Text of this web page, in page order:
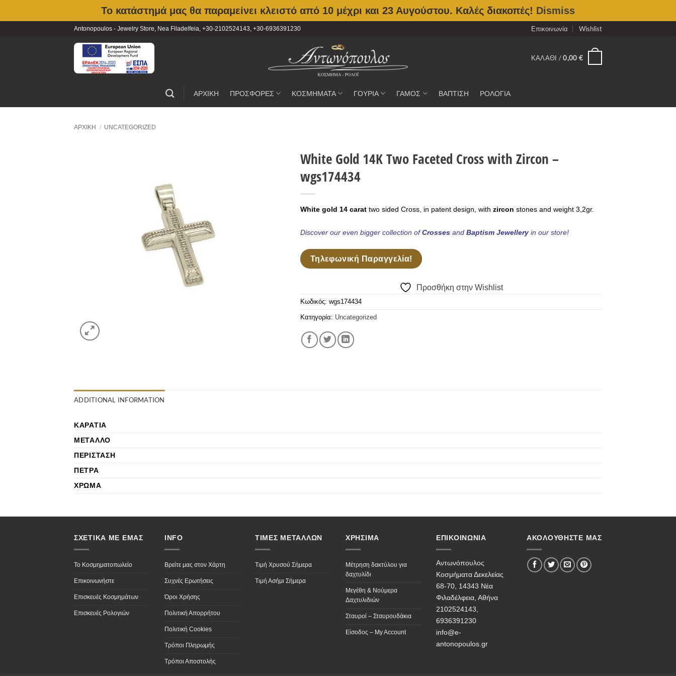
Το κατάστημά μας θα παραμείνει κλειστό από 10 μέχρι και 23 Αυγούστου. Καλές διακοπές! Dismiss
Antonopoulos - Jewelry Store, Nea Filadelfeia, +30-2102524143, +30-6936391230 Επικοινωνία Wishlist
ΚΑΛΆΘΙ /0,00 €
ΑΡΧΙΚΗ ΠΡΟΣΦΟΡΕΣ ΚΟΣΜΗΜΑΤΑ ΓΟΥΡΙΑ ΓΑΜΟΣ ΒΑΠΤΙΣΗ ΡΟΛΟΓΙΑ
ΑΡΧΙΚΉ / UNCATEGORIZED
White Gold 14K Two Faceted Cross with Zircon –
wgs174434
White gold 14 carat two sided Cross, in patent design, with zircon stones and weight 3,2gr.
Discover our even bigger collection ofCrosses and Baptism Jewellery in our store!
Τηλεφωνική Παραγγελία!
Προσθήκη στην Wishlist
Κωδικός: wgs174434
Κατηγορία: Uncategorized
ADDITIONAL INFORMATION
ΚΑΡΆΤΙΑ
ΜΈΤΑΛΛΟ
ΠΕΡΊΣΤΑΣΗ
ΠΈΤΡΑ
ΧΡΏΜΑ
ΣΧΕΤΙΚΑ ΜΕ ΕΜΑΣ
Το Κοσμηματοπωλείο
Επικοινωνήστε
Επισκευές Κοσμημάτων
Επισκευές Ρολογιών
INFO
Βρείτε μας στον Χάρτη
Συχνές Ερωτήσεις
Όροι Χρήσης
Πολιτική Απορρήτου
Πολιτική Cookies
Τρόποι Πληρωμής
Τρόποι Αποστολής
ΤΙΜΕΣ ΜΕΤΑΛΛΩΝ
Τιμή Χρυσού Σήμερα
Τιμή Ασήμι Σήμερα
ΧΡΗΣΙΜΑ
Μέτρηση δακτύλου για
δαχτυλίδι
Μεγέθη & Νούμερα
Δαχτυλιδιών
Σταυροί – Σταυρουδάκια
Είσοδος – My Account
ΕΠΙΚΟΙΝΩΝΙΑ
Αντωνόπουλος
Κοσμήματα Δεκελείας
68-70, 14343 Νέα
Φιλαδέλφεια, Αθήνα
2102524143,
6936391230
info@e-
antonopoulos.gr
ΑΚΟΛΟΥΘΗΣΤΕ ΜΑΣ